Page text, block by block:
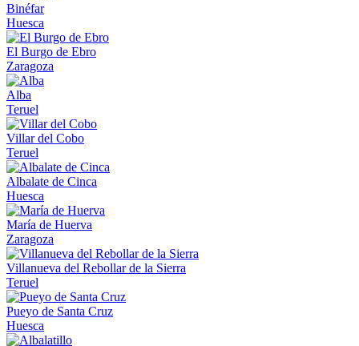
Binéfar
Huesca
El Burgo de Ebro
Zaragoza
Alba
Teruel
Villar del Cobo
Teruel
Albalate de Cinca
Huesca
María de Huerva
Zaragoza
Villanueva del Rebollar de la Sierra
Teruel
Pueyo de Santa Cruz
Huesca